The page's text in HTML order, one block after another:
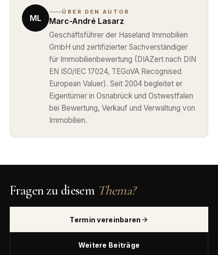
ML
ÜBER DEN AUTOR
Marc-André Lasarz
Geschäftsführer der Haseland Immobilien
GmbH und zertifizierter Sachverständiger
für Immobilienbewertung (DIAZert nach DIN
EN ISO/IEC 17024, TEGoVA Recognised
European Valuer). Seit 2004 begleitet er
Eigentümer in Osnabrück und Ostwestfalen
bei Bewertung, Verkauf und Verwaltung von
Immobilien.
Fragen zu diesem Thema?
Termin vereinbaren
Weitere Beiträge